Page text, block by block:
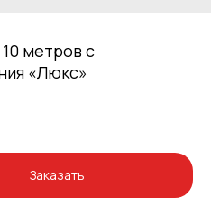
метров с
«Люкс»
Заказать